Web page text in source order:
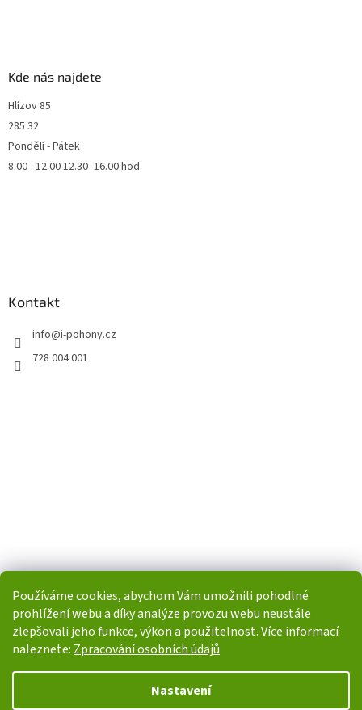
Používáme cookies, abychom Vám umožnili pohodlné
prohlížení webu a díky analýze provozu webu neustále
zlepšovali jeho funkce, výkon a použitelnost. Více informací
naleznete: Zpracování osobních údajů
Nastavení
Kde nás najdete
Hlízov 85
285 32
Pondělí - Pátek
8.00 - 12.00 12.30 -16.00 hod
Kontakt
info@i-pohony.cz
728 004 001